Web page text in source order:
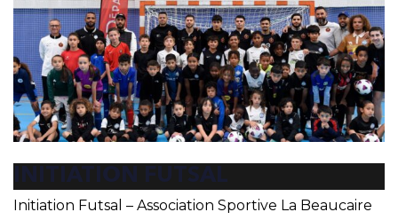
INITIATION FUTSAL
Initiation Futsal – Association Sportive La Beaucaire